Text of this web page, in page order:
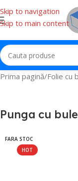
Skip to navigation
Skip to main content
Prima pagină Folie cu
Punga cu
FARA STOC
HOT